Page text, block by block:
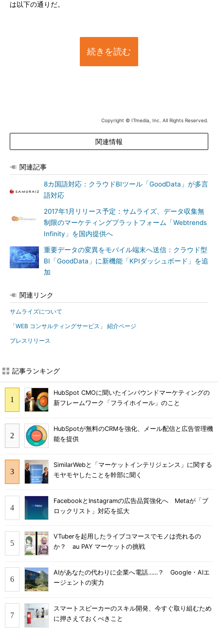
は以下の通りだ。
続きを読む
Copyright © ITmedia, Inc. All Rights Reserved.
関連情報
関連記事
8カ国語対応：クラウドBIツール「GoodData」が多言
語対応
2017年1月リリース予定：サムライズ、データ収集無
制限のマーケティングプラットフォーム「Webtrends
Infinity」を国内提供へ
重要データの変異をモバイル端末へ送信：クラウド型
BI「GoodData」に新機能「KPIダッシュボード」を追
加
関連リンク
サムライズについて
「WEB コンサルティングサービス」 紹介ページ
プレスリリース
記事ランキング
HubSpot CMOに聞いたインバウンドマーケティングの
新フレームワーク「フライホイール」のこと
HubSpotが無料のCRMを強化、メール配信と広告管理機
能を提供
SimilarWebと「マーケットインテリジェンス」に関する
モヤモヤしたことを幹部に聞く
FacebookとInstagramの広告品質強化へ Metaが「ブ
ロックリスト」対応を拡大
VTuberを起用したライブコマースでモノは売れるの
か？ au PAY マーケットの挑戦
AIがあなたの代わりに企業へ電話……？ Google・AIエ
ージェントの実力
スマートスピーカーのスキル開発、今すぐ取り組むため
に押さえておくべきこと